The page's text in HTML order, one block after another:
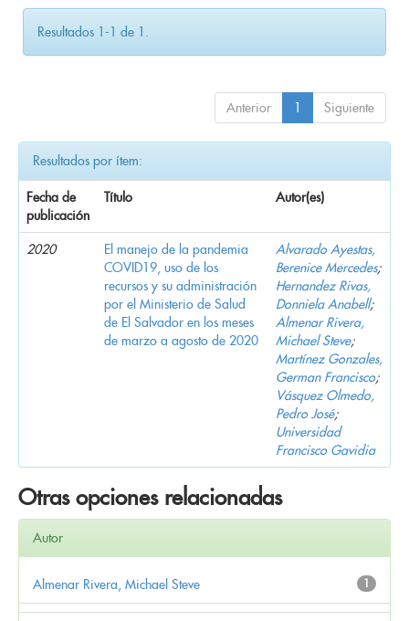
Resultados 1-1 de 1.
Anterior 1 Siguiente
Resultados por ítem:
Fecha de
publicación
Título Autor(es)
2020
El manejo de la pandemia
COVID19, uso de los
recursos y su administración
por el Ministerio de Salud
de El Salvador en los meses
de marzo a agosto de 2020
Alvarado Ayestas,
Berenice Mercedes;
Hernandez Rivas,
Donniela Anabell;
Almenar Rivera,
Michael Steve;
Martínez Gonzales,
German Francisco;
Vásquez Olmedo,
Pedro José;
Universidad
Francisco Gavidia
Otras opciones relacionadas
Autor
1
Almenar Rivera, Michael Steve